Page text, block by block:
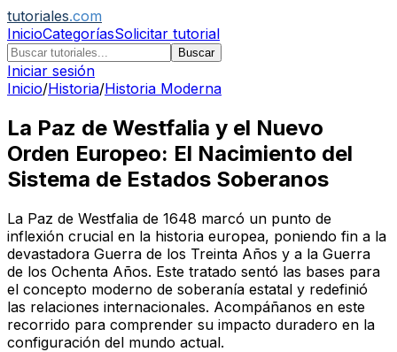
tutoriales.com
InicioCategoríasSolicitar tutorial
Buscar
Iniciar sesión
Inicio/Historia/Historia Moderna
La Paz de Westfalia y el Nuevo
Orden Europeo: El Nacimiento del
Sistema de Estados Soberanos
La Paz de Westfalia de 1648 marcó un punto de
inflexión crucial en la historia europea, poniendo fin a la
devastadora Guerra de los Treinta Años y a la Guerra
de los Ochenta Años. Este tratado sentó las bases para
el concepto moderno de soberanía estatal y redefinió
las relaciones internacionales. Acompáñanos en este
recorrido para comprender su impacto duradero en la
configuración del mundo actual.